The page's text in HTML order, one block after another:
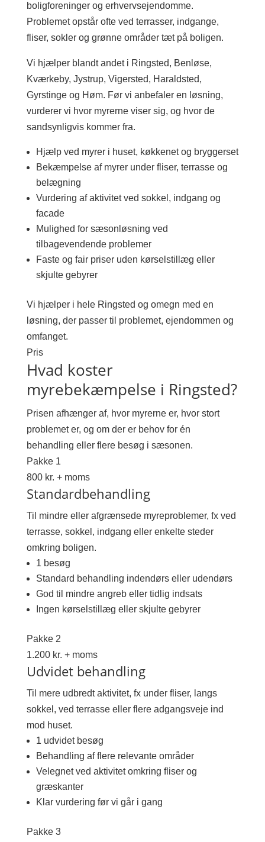
boligforeninger og erhvervsejendomme.
Problemet opstår ofte ved terrasser, indgange,
fliser, sokler og grønne områder tæt på boligen.
Vi hjælper blandt andet i Ringsted, Benløse,
Kværkeby, Jystrup, Vigersted, Haraldsted,
Gyrstinge og Høm. Før vi anbefaler en løsning,
vurderer vi hvor myrerne viser sig, og hvor de
sandsynligvis kommer fra.
Hjælp ved myrer i huset, køkkenet og bryggerset
Bekæmpelse af myrer under fliser, terrasse og
belægning
Vurdering af aktivitet ved sokkel, indgang og
facade
Mulighed for sæsonløsning ved
tilbagevendende problemer
Faste og fair priser uden kørselstillæg eller
skjulte gebyrer
Vi hjælper i hele Ringsted og omegn med en
løsning, der passer til problemet, ejendommen og
omfanget.
Pris
Hvad koster
myrebekæmpelse i Ringsted?
Prisen afhænger af, hvor myrerne er, hvor stort
problemet er, og om der er behov for én
behandling eller flere besøg i sæsonen.
Pakke 1
800 kr. + moms
Standardbehandling
Til mindre eller afgrænsede myreproblemer, fx ved
terrasse, sokkel, indgang eller enkelte steder
omkring boligen.
1 besøg
Standard behandling indendørs eller udendørs
God til mindre angreb eller tidlig indsats
Ingen kørselstillæg eller skjulte gebyrer
Pakke 2
1.200 kr. + moms
Udvidet behandling
Til mere udbredt aktivitet, fx under fliser, langs
sokkel, ved terrasse eller flere adgangsveje ind
mod huset.
1 udvidet besøg
Behandling af flere relevante områder
Velegnet ved aktivitet omkring fliser og
græskanter
Klar vurdering før vi går i gang
Pakke 3